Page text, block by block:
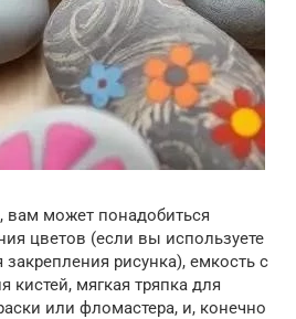
может понадобиться
цветов (если вы используете
рисунка), емкость с
мягкая тряпка для
или фломастера, и, конечно